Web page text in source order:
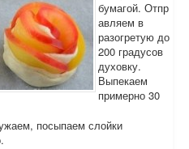
бумагой. Отпр
авляем в
разогретую до
200 градусов
духовку.
Выпекаем
примерно 30
посыпаем слойки